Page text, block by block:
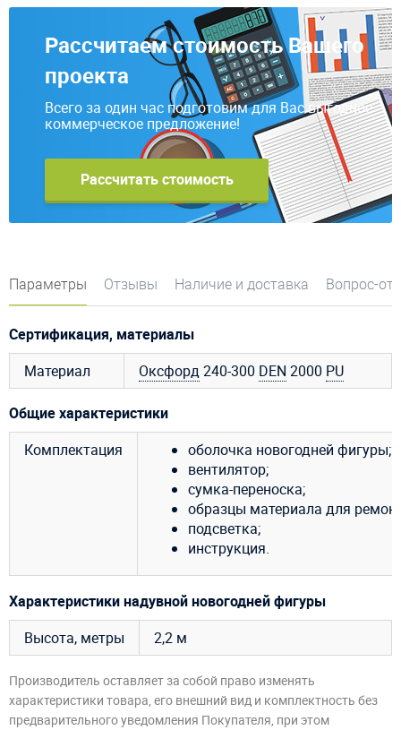
Рассчитаем стоимость Вашего
проекта
Всего за один час подготовим для Вас выгодное
коммерческое предложение!
Рассчитать стоимость
Параметры Отзывы Наличие и доставка Вопрос-
Сертификация, материалы
Материал
Оксфорд240-300 DEN 2000 PU
Общие характеристики
Комплектация
оболочка новогодней фигуры;
вентилятор;
сумка-переноска;
образцы материала для
подсветка;
инструкция.
Характеристики надувной новогодней фигуры
Высота, метры
2,2 м
Производитель оставляет за собой право изменять
характеристики товара, его внешний вид и комплектность без
предварительного уведомления Покупателя, при этом